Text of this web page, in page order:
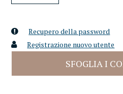
Recupero della password
Registrazione nuovo utente
SFOGLIA I